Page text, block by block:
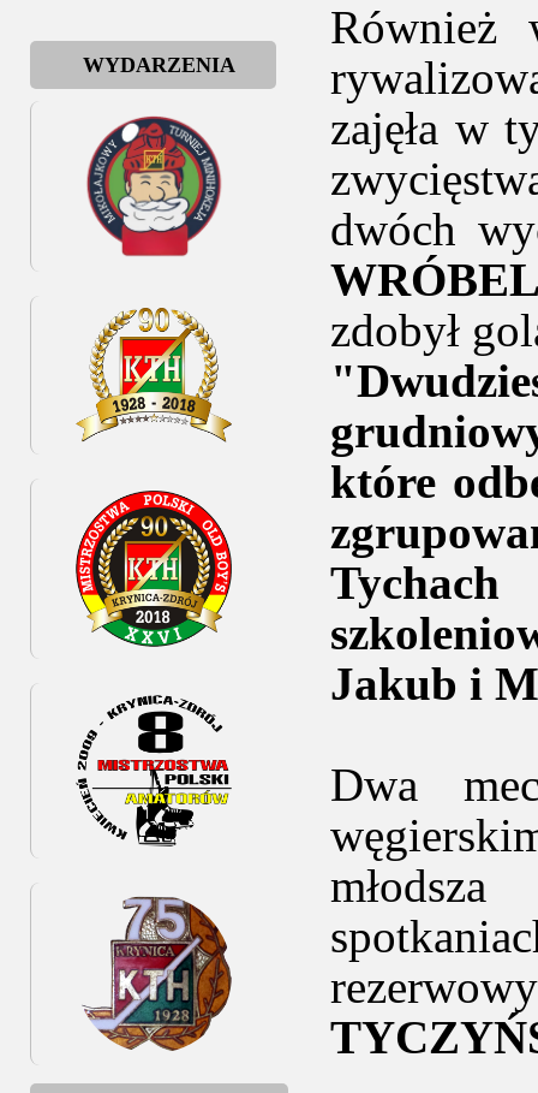
WYDARZENIA
zajęła w
dwóch
zdobył
które
Jakub i
Dwa